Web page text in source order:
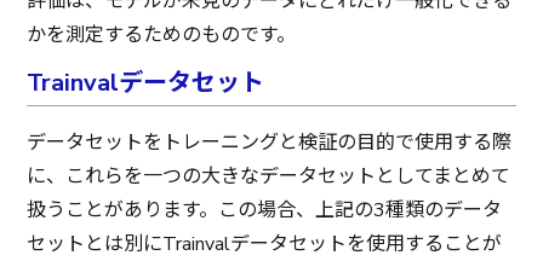
かを測定するためのものです。
Trainvalデータセット
データセットをトレーニングと検証の目的で使用する際
に、これらを一つの大きなデータセットとしてまとめて
扱うことがあります。この場合、上記の3種類のデータ
セットとは別にTrainvalデータセットを使用することが